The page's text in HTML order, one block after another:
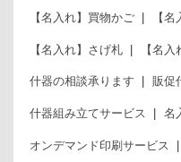
【名入れ】買物かご 【
【名入れ】さげ札 【名
什器の相談承ります 販促
什器組み立てサービス 名
オンデマンド印刷サービス